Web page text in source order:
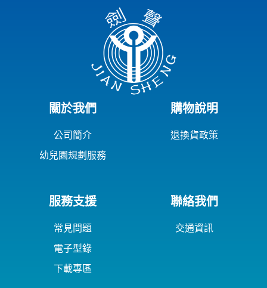
關於我們
公司簡介
幼兒園規劃服務
購物說明
退換貨政策
服務支援
常見問題
電子型錄
下載專區
聯絡我們
交通資訊